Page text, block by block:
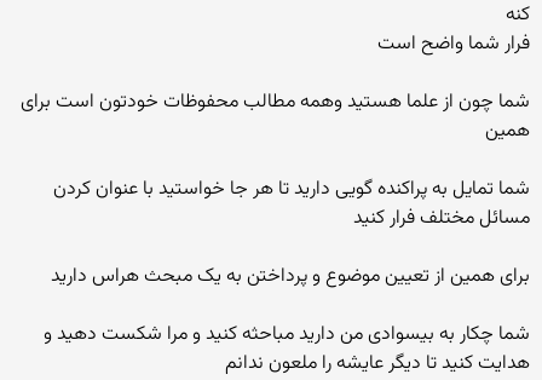
کنه
فرار شما واضح است
شما چون از علما هستید وهمه مطالب محفوظات خودتون است برای
همین
شما تمایل به پراکنده گویی دارید تا هر جا خواستید با عنوان کردن
مسائل مختلف فرار کنید
برای همین از تعیین موضوع و پرداختن به یک مبحث هراس دارید
شما چکار به بیسوادی من دارید مباحثه کنید و مرا شکست دهید و
هدایت کنید تا دیگر عایشه را ملعون ندانم